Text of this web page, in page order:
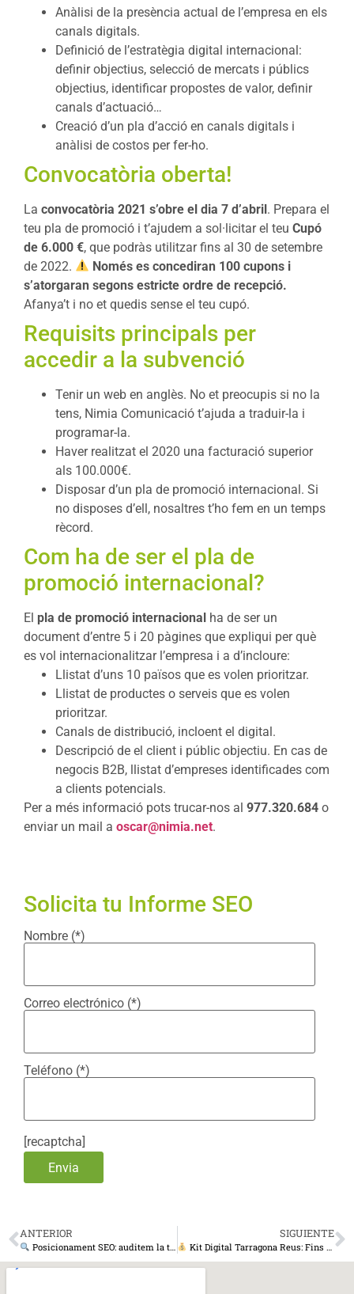
Anàlisi de la presència actual de l’empresa en els
canals digitals.
Definició de l’estratègia digital internacional:
definir objectius, selecció de mercats i públics
objectius, identificar propostes de valor, definir
canals d’actuació…
Creació d’un pla d’acció en canals digitals i
anàlisi de costos per fer-ho.
Convocatòria oberta!
La convocatòria 2021 s’obre el dia 7 d’abril. Prepara el
teu pla de promoció i t’ajudem a sol·licitar el teu Cupó
de 6.000 €, que podràs utilitzar fins al 30 de setembre
de 2022.
Només es concediran 100 cupons i
s’atorgaran segons estricte ordre de recepció.
Afanya’t i no et quedis sense el teu cupó.
Requisits principals per
accedir a la subvenció
Tenir un web en anglès. No et preocupis si no la
tens, Nimia Comunicació t’ajuda a traduir-la i
programar-la.
Haver realitzat el 2020 una facturació superior
als 100.000€.
Disposar d’un pla de promoció internacional. Si
no disposes d’ell, nosaltres t’ho fem en un temps
rècord.
Com ha de ser el pla de
promoció internacional?
El pla de promoció internacional ha de ser un
document d’entre 5 i 20 pàgines que expliqui per què
es vol internacionalitzar l’empresa i a d’incloure:
Llistat d’uns 10 països que es volen prioritzar.
Llistat de productes o serveis que es volen
prioritzar.
Canals de distribució, incloent el digital.
Descripció de el client i públic objectiu. En cas de
negocis B2B, llistat d’empreses identificades com
a clients potencials.
Per a més informació pots trucar-nos al 977.320.684 o
enviar un mail a oscar@nimia.net.
Solicita tu Informe SEO
Nombre (*)
Correo electrónico (*)
Teléfono (*)
[recaptcha]
ANTERIOR
Posicionament SEO: auditem la teva web
SIGUIENTE
Kit Digital Tarragona Reus: Fins a 12.000€ per a la teva empresa